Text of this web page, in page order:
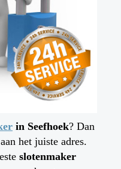
in Seefhoek? Dan
het juiste adres.
slotenmaker